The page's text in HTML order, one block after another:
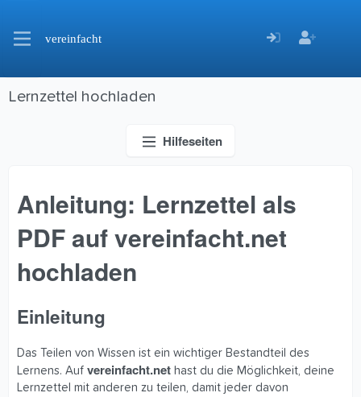
vereinfacht
Lernzettel hochladen
Hilfeseiten
Anleitung: Lernzettel als
PDF auf vereinfacht.net
hochladen
Einleitung
Das Teilen von Wissen ist ein wichtiger Bestandteil des
Lernens. Auf vereinfacht.net hast du die Möglichkeit, deine
Lernzettel mit anderen zu teilen, damit jeder davon